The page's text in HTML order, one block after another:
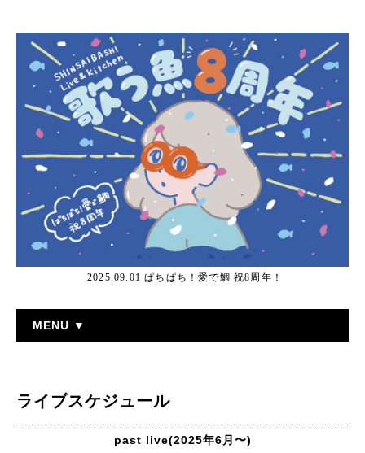
2025.09.01 ぱちぱち！愛で鯛 祝8周年！
MENU ▼
ライブスケジュール
past live(2025年6月〜)